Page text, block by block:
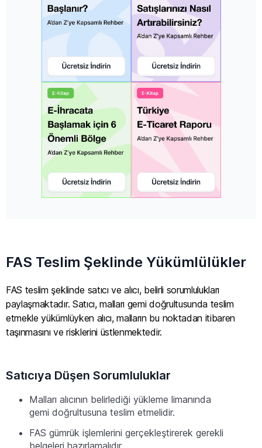
FAS Teslim Şeklinde Yükümlülükler
FAS teslim şeklinde satıcı ve alıcı, belirli sorumlulukları
paylaşmaktadır. Satıcı, malları gemi doğrultusunda teslim
etmekle yükümlüyken alıcı, malların bu noktadan itibaren
taşınmasını ve risklerini üstlenmektedir.
Satıcıya Düşen Sorumluluklar
Malları alıcının belirlediği yükleme limanında
gemi doğrultusuna teslim etmelidir.
FAS gümrük işlemlerini gerçekleştirerek gerekli
belgeleri hazırlamalıdır.